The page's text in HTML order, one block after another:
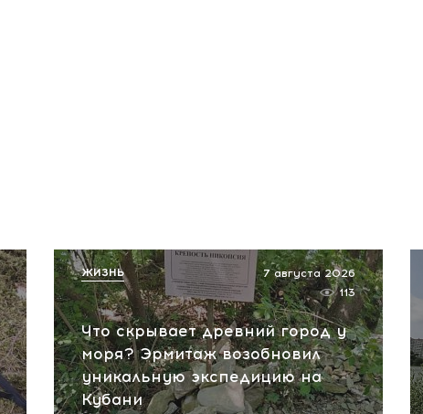
Что скрывает древний город у
моря? Эрмитаж возобновил
уникальную экспедицию на
Кубани
7 августа 2026
113
ЖИЗНЬ